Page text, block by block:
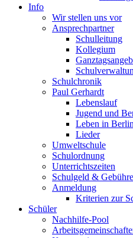
Info
Wir stellen uns vor
Ansprechpartner
Schulleitung
Kollegium
Schulchronik
Paul Gerhardt
Lebenslauf
Jugend und
Leben in Berlin
Lieder
Umweltschule
Schulordnung
Unterrichtszeiten
Schulgeld &
Anmeldung
Kriterien zur
Schüler
Nachhilfe-Pool